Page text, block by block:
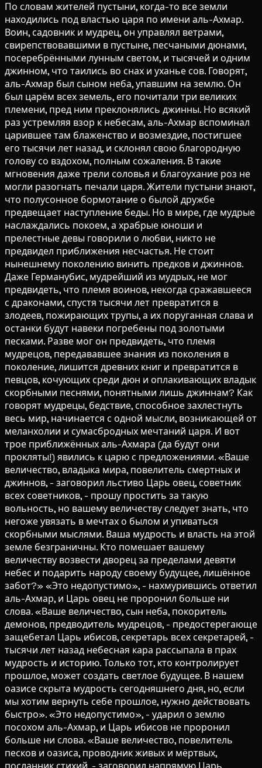
По словам жителей пустыни, когда-то все земли
находились под властью царя по имени аль-Ахмар.
Воин, садовник и мудрец, он управлял ветрами,
свирепствовавшими в пустыне, песчаными дюнами,
посеребрёнными лунным светом, и тысячей и одним
джинном, что таились во снах и уханье сов. Говорят,
аль-Ахмар был сыном неба, упавшим на землю. Он
был царём всех земель, его почитали три великих
племени, пред ним преклонялись джинны. Но всякий
раз устремляя взор к небесам, аль-Ахмар вспоминал
царившее там блаженство и возмездие, постигшее
его тысячи лет назад, и склонял свою благородную
голову со вздохом, полным сожаления. В такие
мгновения даже трели соловья и благоухание роз не
могли разогнать печали царя. Жители пустыни знают,
что полусонное бормотание о былой дружбе
предвещает наступление беды. Но в мире, где мудрые
наслаждались покоем, а храбрые юноши и
прелестные девы говорили о любви, никто не
предвидел приближения несчастья. Не стоит
нынешнему поколению винить предков и джиннов.
Даже Германубис, мудрейший из мудрых, не мог
предвидеть, что племя воинов, некогда сражавшееся
с драконами, спустя тысячи лет превратится в
злодеев, пожирающих трупы, а их поруганная слава и
останки будут навеки погребены под золотыми
песками. Разве мог он предвидеть, что племя
мудрецов, передававшее знания из поколения в
поколение, лишится древних книг и превратится в
певцов, кочующих среди дюн и оплакивающих владык
скорбными песнями, понятными лишь джиннам? Как
говорят мудрецы, бедствие, способное захлестнуть
весь мир, начинается с одной мысли, возникающей от
меланхолии и сумасбродных мечтаний царя. И вот
трое приближённых аль-Ахмара (да будут они
прокляты!) явились к царю с предложениями. «Ваше
величество, владыка мира, повелитель смертных и
джиннов, - заговорил льстиво Царь овец, советник
всех советников, - прошу простить за такую
вольность, но вашему величеству следует знать, что
негоже увязать в мечтах о былом и упиваться
скорбными мыслями. Ваша мудрость и власть на этой
земле безграничны. Кто помешает вашему
величеству возвести дворец за пределами девяти
небес и подарить народу своему будущее, лишённое
забот?» «Это недопустимо», - нахмурившись ответил
аль-Ахмар, и Царь овец не проронил больше ни
слова. «Ваше величество, сын неба, покоритель
демонов, предводитель мудрецов, - предостерегающе
защебетал Царь ибисов, секретарь всех секретарей, -
тысячи лет назад небесная кара рассыпала в прах
мудрость и историю. Только тот, кто контролирует
прошлое, может создать светлое будущее. В нашем
оазисе скрыта мудрость сегодняшнего дня, но, если
мы хотим вернуть себе прошлое, нужно действовать
быстро». «Это недопустимо», - ударил о землю
посохом аль-Ахмар, и Царь ибисов не проронил
больше ни слова. «Ваше величество, повелитель
песков и оазиса, проводник живых и мёртвых,